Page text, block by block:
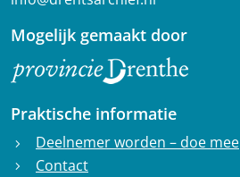
Mogelijk gemaakt door
Praktische informatie
chevron_right Deelnemer worden – doe mee
chevron_right Contact